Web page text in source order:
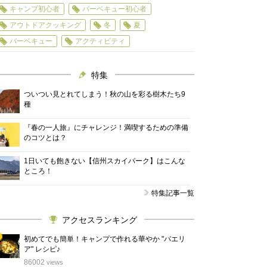
キャンプ初心者
バーベキュー初心者
アウトドアクッキング
冬
夏
バーベキュー
アクティビティ
特集
ついつい見とれてしまう！秋の山を彩る樹木たち9
種
『春の一人旅』にチャレンジ！満喫するための準備
のコツとは？
1日いても飽きない【信州スカイパーク】はこんな
ところ！
特集記事一覧
アクセスランキング
初めてでも簡単！キャンプで作れる華やか "パエリ
ア" レシピ♪
86002 views